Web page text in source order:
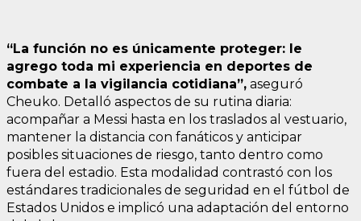
“La función no es únicamente proteger: le
agrego toda mi experiencia en deportes de
combate a la vigilancia cotidiana”, aseguró
Cheuko. Detalló aspectos de su rutina diaria:
acompañar a Messi hasta en los traslados al vestuario,
mantener la distancia con fanáticos y anticipar
posibles situaciones de riesgo, tanto dentro como
fuera del estadio. Esta modalidad contrastó con los
estándares tradicionales de seguridad en el fútbol de
Estados Unidos e implicó una adaptación del entorno